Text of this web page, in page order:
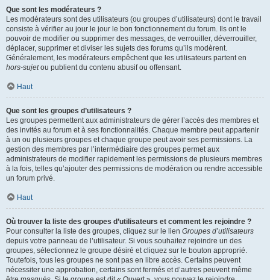
Que sont les modérateurs ?
Les modérateurs sont des utilisateurs (ou groupes d’utilisateurs) dont le travail
consiste à vérifier au jour le jour le bon fonctionnement du forum. Ils ont le
pouvoir de modifier ou supprimer des messages, de verrouiller, déverrouiller,
déplacer, supprimer et diviser les sujets des forums qu’ils modèrent.
Généralement, les modérateurs empêchent que les utilisateurs partent en
hors-sujetou publient du contenu abusif ou offensant.
Haut
Que sont les groupes d’utilisateurs ?
Les groupes permettent aux administrateurs de gérer l’accès des membres et
des invités au forum et à ses fonctionnalités. Chaque membre peut appartenir
à un ou plusieurs groupes et chaque groupe peut avoir ses permissions. La
gestion des membres par l’intermédiaire des groupes permet aux
administrateurs de modifier rapidement les permissions de plusieurs membres
à la fois, telles qu’ajouter des permissions de modération ou rendre accessible
un forum privé.
Haut
Où trouver la liste des groupes d’utilisateurs et comment les rejoindre ?
Pour consulter la liste des groupes, cliquez sur le lien Groupes d’utilisateurs
depuis votre panneau de l’utilisateur. Si vous souhaitez rejoindre un des
groupes, sélectionnez le groupe désiré et cliquez sur le bouton approprié.
Toutefois, tous les groupes ne sont pas en libre accès. Certains peuvent
nécessiter une approbation, certains sont fermés et d’autres peuvent même